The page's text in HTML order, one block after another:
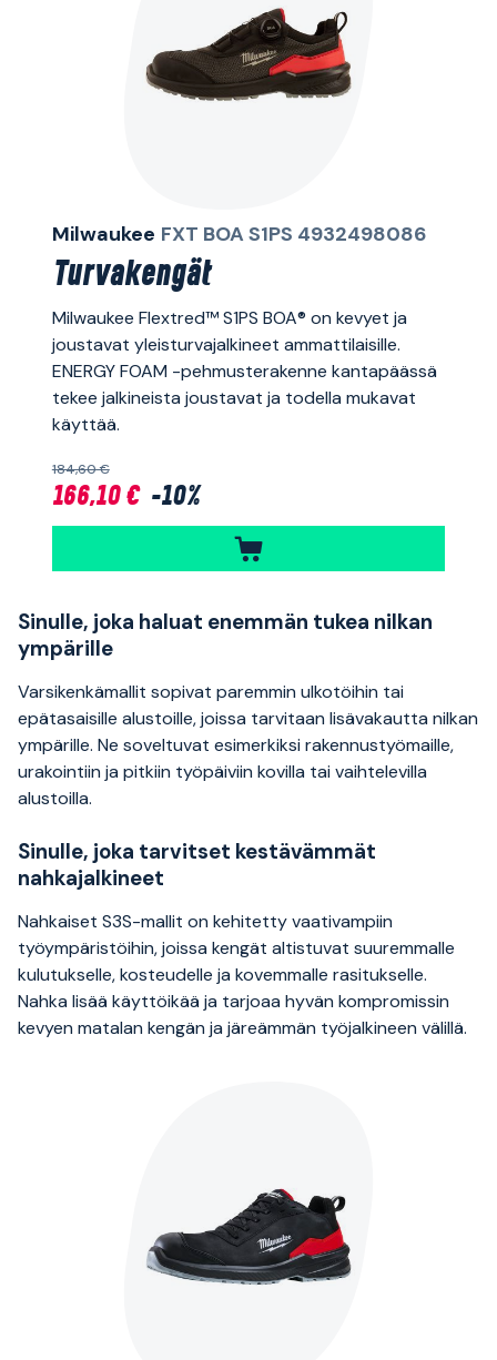
Milwaukee FXT BOA S1PS 4932498086
Turvakengät
Milwaukee Flextred™ S1PS BOA® on kevyet ja
joustavat yleisturvajalkineet ammattilaisille.
ENERGY FOAM -pehmusterakenne kantapäässä
tekee jalkineista joustavat ja todella mukavat
käyttää.
184,60 €
166,10 € -10%
Sinulle, joka haluat enemmän tukea nilkan
ympärille
Varsikenkämallit sopivat paremmin ulkotöihin tai
epätasaisille alustoille, joissa tarvitaan lisävakautta nilkan
ympärille. Ne soveltuvat esimerkiksi rakennustyömaille,
urakointiin ja pitkiin työpäiviin kovilla tai vaihtelevilla
alustoilla.
Sinulle, joka tarvitset kestävämmät
nahkajalkineet
Nahkaiset S3S-mallit on kehitetty vaativampiin
työympäristöihin, joissa kengät altistuvat suuremmalle
kulutukselle, kosteudelle ja kovemmalle rasitukselle.
Nahka lisää käyttöikää ja tarjoaa hyvän kompromissin
kevyen matalan kengän ja järeämmän työjalkineen välillä.